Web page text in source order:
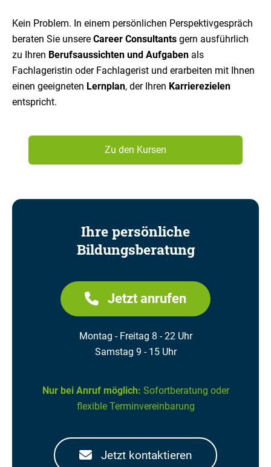
Kein Problem. In einem persönlichen Perspektivgespräch
beraten Sie unsere Career Consultants gern ausführlich
zu Ihren Berufsaussichten und Aufgaben als
Fachlageristin oder Fachlagerist und erarbeiten mit Ihnen
einen geeigneten Lernplan, der Ihren Karrierezielen
entspricht.
Zu den Kursen
Ihre persönliche
Bildungsberatung
Jetzt anrufen
Montag - Freitag 8 - 22 Uhr
Samstag 9 - 15 Uhr
Nur bei Anruf möglich: Sofortberatung oder
flexible Terminvereinbarung
Jetzt kontaktieren